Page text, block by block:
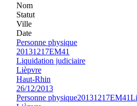
Nom
Statut
Ville
Date
Personne physique
20131217EM41
Liquidation judiciaire
Lièpvre
Haut-Rhin
26/12/2013
Personne physique20131217EM41